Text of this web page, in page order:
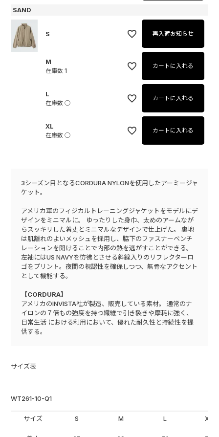
SAND
S 再入荷お知らせ
M
在庫数 1
カートに入れる
L
在庫数 ○
カートに入れる
XL
在庫数 ○
カートに入れる
3シーズン目となるCORDURA NYLONを使用したアーミージャ
ケット。
アメリカ軍のフィジカルトレーニングジャケットをモデルにデ
ザインをミニマルに。 ゆったりした身巾、太めのアームなが
らスッキリした着丈とミニマルなデザインで仕上げた。 裏地
は肌離れのよいメッシュを採用し、脇下のファスナーベンチ
レーションを開けることで内部の熱を逃がすことができる。
左袖にはUS NAVYを彷彿とさせる斜線入りのリフレクターロ
ゴをプリント。夜間の視認性を確保しつつ、無骨なアクセント
として機能する。
【CORDURA】
アメリカのINVISTA社が製造、販売している素材。 通常のナ
イロンの７倍もの強度を持つ繊維で引き裂きや摩耗に強く、
日常生活 における利用において、優れた耐久性と持続性を提
供する。
サイズ表
WT261-10-Q1
サイズ S M L XL